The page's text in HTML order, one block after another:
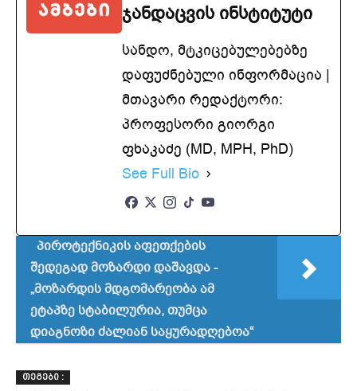
ჯანდაცვის ინსტიტუტი
სანდო, მტკიცებულებებზე
დაფუძნებული ინფორმაცია |
მთავარი რედაქტორი:
პროფესორი გიორგი
ფხაკაძე (MD, MPH, PhD)
See Full Bio
პიროტექნიკის აფეთქების
შედეგად მოზარდი დაშავდა -
„მოზარდის მდგომარეობა ამ
ეტაპზე სტაბილურია, თუმცა
დიაგნოზი ძალიან საყურადღებოა“
ᲗᲔᲒᲔᲑᲘ :